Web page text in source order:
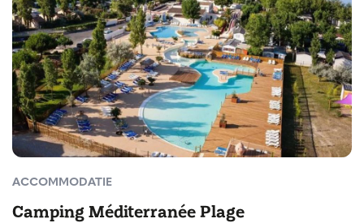
ACCOMMODATIE
Camping Méditerranée Plage